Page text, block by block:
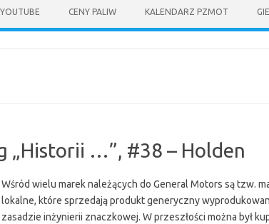
CENY PALIW KALENDARZ PZMOT
„Historii …”, #38 – Holden
Wśród wielu marek należących do General Motors są tzw.
lokalne, które sprzedają produkt generyczny
zasadzie inżynierii znaczkowej. W przeszłości można był